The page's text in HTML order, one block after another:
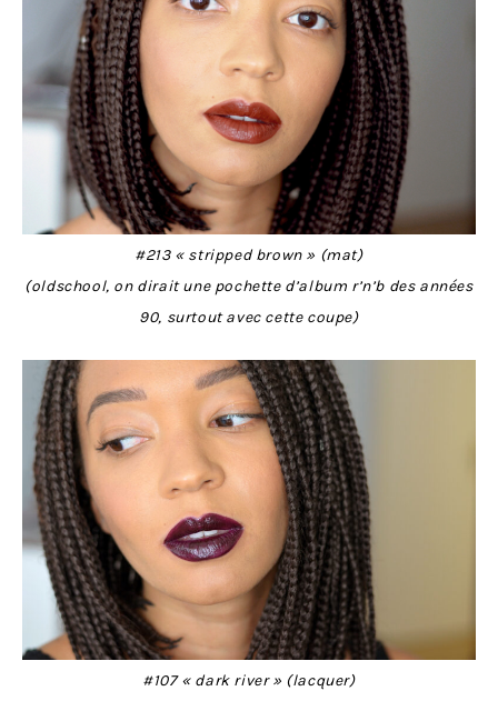
#213 « stripped brown » (mat)
(oldschool, on dirait une pochette d’album r’n’b des années
90, surtout avec cette coupe)
#107 « dark river » (lacquer)